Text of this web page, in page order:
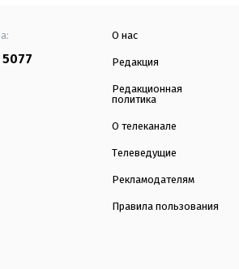
О нас
Редакция
Редакционная
политика
О телеканале
Телеведущие
Рекламодателям
Правила пользования